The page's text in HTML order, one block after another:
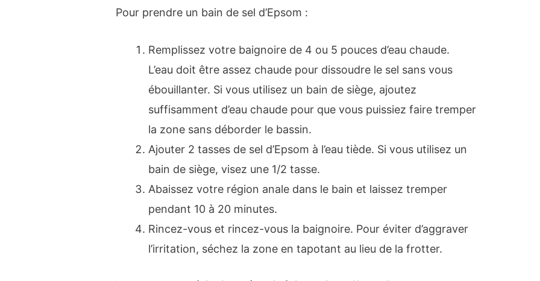
Pour prendre un bain de sel d’Epsom :
Remplissez votre baignoire de 4 ou 5 pouces d’eau chaude.
L’eau doit être assez chaude pour dissoudre le sel sans vous
ébouillanter. Si vous utilisez un bain de siège, ajoutez
suffisamment d’eau chaude pour que vous puissiez faire tremper
la zone sans déborder le bassin.
Ajouter 2 tasses de sel d’Epsom à l’eau tiède. Si vous utilisez un
bain de siège, visez une 1/2 tasse.
Abaissez votre région anale dans le bain et laissez tremper
pendant 10 à 20 minutes.
Rincez-vous et rincez-vous la baignoire. Pour éviter d’aggraver
l’irritation, séchez la zone en tapotant au lieu de la frotter.